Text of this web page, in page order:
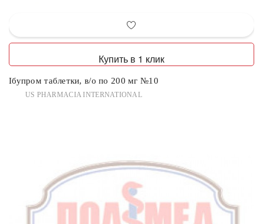
Купить в 1 клик
Ібупром таблетки, в/о по 200 мг №10
US PHARMACIA INTERNATIONAL